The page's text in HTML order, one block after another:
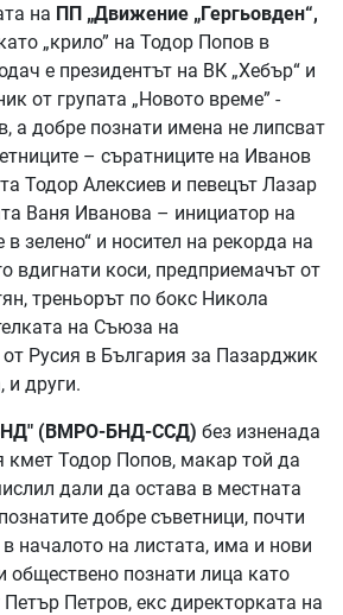
на ПП „Движение „Гергьовден“,
„крило” на Тодор Попов в
е президентът на ВК „Хебър“ и
от групата „Новото време” -
а добре познати имена не липсват
– съратниците на Иванов
Тодор Алексиев и певецът Лазар
Ваня Иванова – инициатор на
зелено“ и носител на рекорда на
вдигнати коси, предприемачът от
треньорът по бокс Никола
на Съюза на
от Русия в България за Пазарджик
други.
(ВМРО-БНД-ССД) без изненада
кмет Тодор Попов, макар той да
дали да остава в местната
добре съветници, почти
началото на листата, има и нови
обществено познати лица като
Петров, екс директорката на